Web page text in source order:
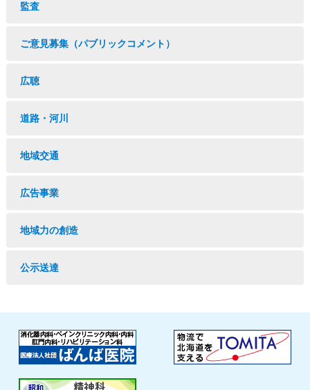
監査
ご意見募集（パブリックコメント）
広聴
道路・河川
地域交通
広告事業
地域力の創造
公示送達